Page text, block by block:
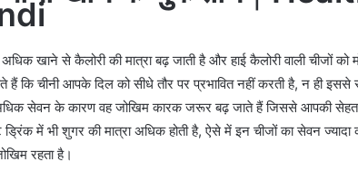
अधिक खाने से कैलोरी की मात्रा बढ़ जाती है और हाई कैलोरी वाली चीजों को
हैं कि चीनी आपके दिल को सीधे तौर पर प्रभावित नहीं करती है, न ही इससे
सेवन के कारण वह जोखिम कारक जरूर बढ़ जाते हैं जिससे आपकी सेहत
में भी शुगर की मात्रा अधिक होती है, ऐसे में इन चीजों का सेवन
रहता है।